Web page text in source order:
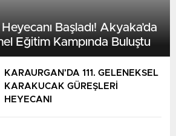
Başladı! Akyaka’da
Eğitim Kampında Buluştu
KARAURGAN’DA 111. GELENEKSEL
KARAKUCAK GÜREŞLERİ
HEYECANI